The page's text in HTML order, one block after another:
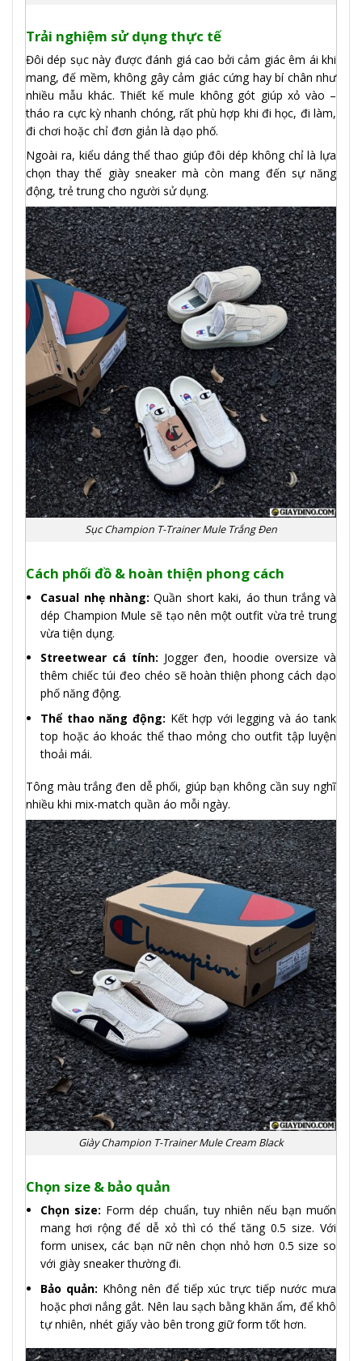
Trải nghiệm sử dụng thực tế
Đôi dép sục này được đánh giá cao bởi cảm giác êm ái khi
mang, đế mềm, không gây cảm giác cứng hay bí chân như
nhiều mẫu khác. Thiết kế mule không gót giúp xỏ vào –
tháo ra cực kỳ nhanh chóng, rất phù hợp khi đi học, đi làm,
đi chơi hoặc chỉ đơn giản là dạo phố.
Ngoài ra, kiểu dáng thể thao giúp đôi dép không chỉ là lựa
chọn thay thế giày sneaker mà còn mang đến sự năng
động, trẻ trung cho người sử dụng.
Sục Champion T-Trainer Mule Trắng Đen
Cách phối đồ & hoàn thiện phong cách
Casual nhẹ nhàng: Quần short kaki, áo thun trắng và
dép Champion Mule sẽ tạo nên một outfit vừa trẻ trung
vừa tiện dụng.
Streetwear cá tính: Jogger đen, hoodie oversize và
thêm chiếc túi đeo chéo sẽ hoàn thiện phong cách dạo
phố năng động.
Thể thao năng động: Kết hợp với legging và áo tank
top hoặc áo khoác thể thao mỏng cho outfit tập luyện
thoải mái.
Tông màu trắng đen dễ phối, giúp bạn không cần suy nghĩ
nhiều khi mix-match quần áo mỗi ngày.
Giày Champion T-Trainer Mule Cream Black
Chọn size & bảo quản
Chọn size: Form dép chuẩn, tuy nhiên nếu bạn muốn
mang hơi rộng để dễ xỏ thì có thể tăng 0.5 size. Với
form unisex, các bạn nữ nên chọn nhỏ hơn 0.5 size so
với giày sneaker thường đi.
Bảo quản: Không nên để tiếp xúc trực tiếp nước mưa
hoặc phơi nắng gắt. Nên lau sạch bằng khăn ẩm, để khô
tự nhiên, nhét giấy vào bên trong giữ form tốt hơn.